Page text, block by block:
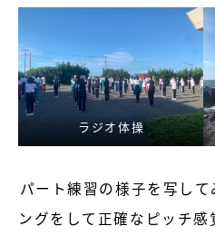
ラジオ体操
パート練習の様子を写し
ングをして正確なピッチ